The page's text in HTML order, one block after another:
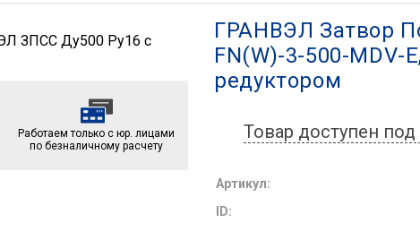
Работаем только с юр. лицами
по безналичному расчету
ГРАНВЭЛ Затвор
FN(W)-3-500-MDV-
редуктором
Товар доступен под
Артикул:
ID: